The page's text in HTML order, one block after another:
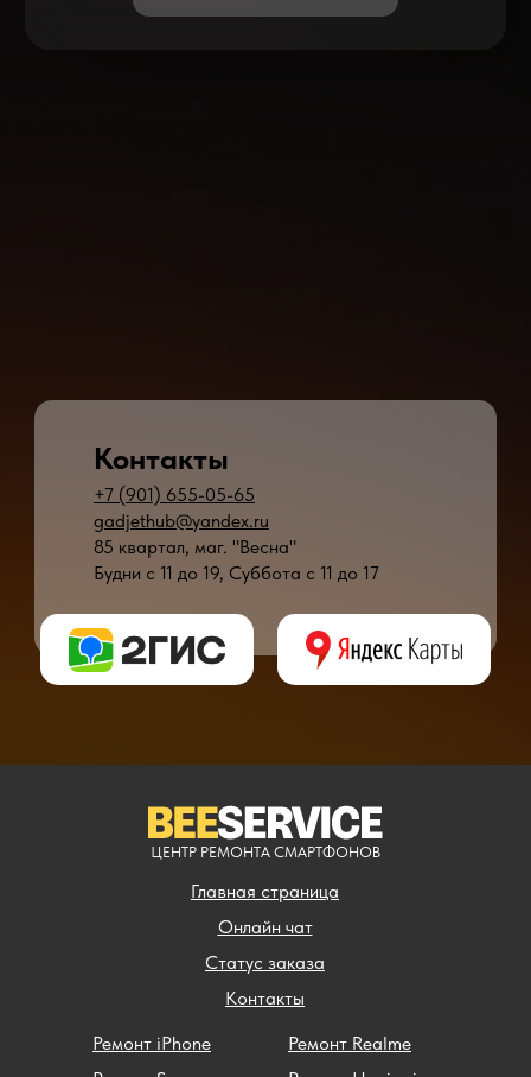
+7 (901) 655-05-65
gadjethub@yandex.ru
85 квартал, маг. "Весна"
Будни с 11 до 19, Суббота с 11 до 17
Контакты
Главная страница
Контакты
Статус заказа
Ремонт iPhone
Ремонт Realme
* - время ремонта может меняться в зависимости от модели устройства и
Онлайн чат
ЦЕНТР РЕМОНТА СМАРТФОНОВ